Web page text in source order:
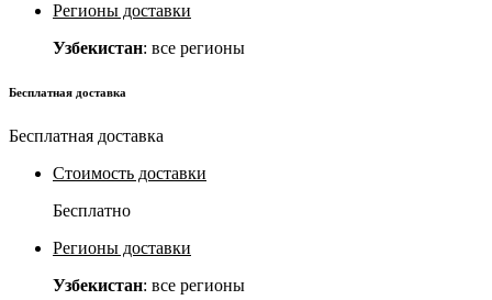
Регионы доставки
Узбекистан: все регионы
Бесплатная доставка
Бесплатная доставка
Стоимость доставки
Бесплатно
Регионы доставки
Узбекистан: все регионы